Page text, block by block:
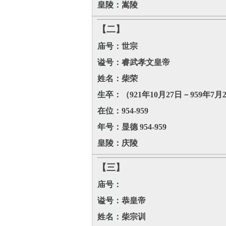
皇陵： 嵩陵
【二】
庙号： 世宗
谥号： 睿武孝文皇帝
姓名： 柴荣
生卒：
（921年10月27日－959年7月
在位： 954-959
年号： 显德 954-959
皇陵： 庆陵
【三】
庙号：
谥号： 恭皇帝
姓名： 柴宗训